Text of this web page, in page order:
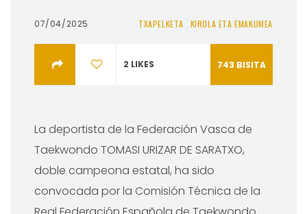
07/04/2025 TXAPELKETA KIROLA ETA EMAKUMEA
2 LIKES 743 BISITA
La deportista de la Federación Vasca de
Taekwondo TOMASI URIZAR DE SARATXO,
doble campeona estatal, ha sido
convocada por la Comisión Técnica de la